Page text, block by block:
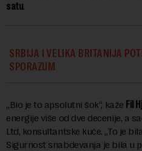
satu.
SRBIJA I VELIKA BRITANIJA
SPORAZUM
„Bio je to apsolutni šok“, kaže Fil
energije više od dve decenije, a
Ltd, konsultantske kuće. „To je
Sigurnost snabdevanja je bila u